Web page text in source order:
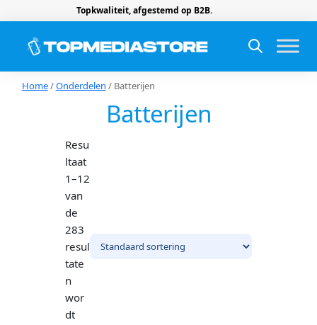
Topkwaliteit, afgestemd op B2B.
Home/Onderdelen / Batterijen
Batterijen
Resu
ltaat
1–12
van
de
283
resul
tate
n
wor
dt